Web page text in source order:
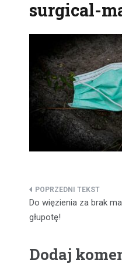
surgical-
Nawigacja
wpisu
Do więzienia za brak
głupotę!
Dodaj